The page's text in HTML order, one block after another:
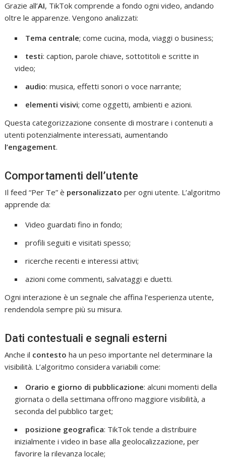
Grazie all’AI, TikTok comprende a fondo ogni video, andando
oltre le apparenze. Vengono analizzati:
Tema centrale; come cucina, moda, viaggi o business;
testi: caption, parole chiave, sottotitoli e scritte in
video;
audio: musica, effetti sonori o voce narrante;
elementi visivi; come oggetti, ambienti e azioni.
Questa categorizzazione consente di mostrare i contenuti a
utenti potenzialmente interessati, aumentando
l’engagement.
Comportamenti dell’utente
Il feed “Per Te” è personalizzato per ogni utente. L’algoritmo
apprende da:
Video guardati fino in fondo;
profili seguiti e visitati spesso;
ricerche recenti e interessi attivi;
azioni come commenti, salvataggi e duetti.
Ogni interazione è un segnale che affina l’esperienza utente,
rendendola sempre più su misura.
Dati contestuali e segnali esterni
Anche il contesto ha un peso importante nel determinare la
visibilità. L’algoritmo considera variabili come:
Orario e giorno di pubblicazione: alcuni momenti della
giornata o della settimana offrono maggiore visibilità, a
seconda del pubblico target;
posizione geografica: TikTok tende a distribuire
inizialmente i video in base alla geolocalizzazione, per
favorire la rilevanza locale;